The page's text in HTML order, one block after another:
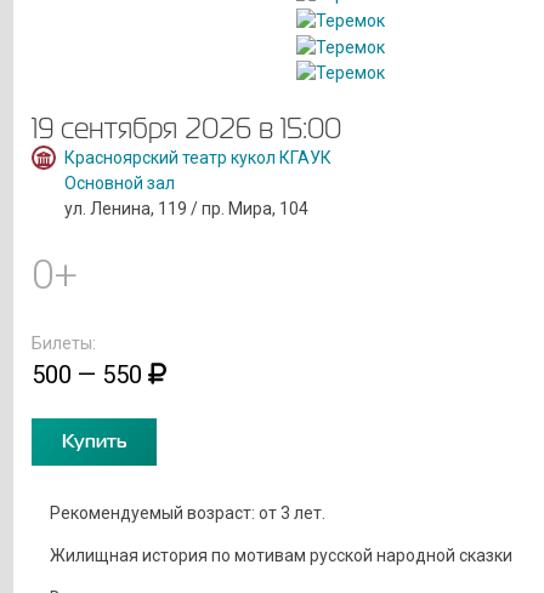
19 сентября 2026 в 15:00
Красноярский театр кукол КГАУК
Основной зал
ул. Ленина, 119 / пр. Мира, 104
0+
Билеты:
500 — 550
Купить
Рекомендуемый возраст: от 3 лет.
Жилищная история по мотивам русской народной сказки